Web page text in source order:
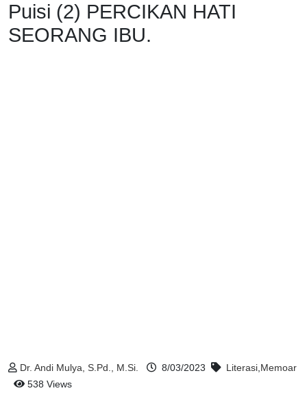
Puisi (2) PERCIKAN HATI
SEORANG IBU.
Dr. Andi Mulya, S.Pd., M.Si. 8/03/2023 Literasi,Memoar
538 Views